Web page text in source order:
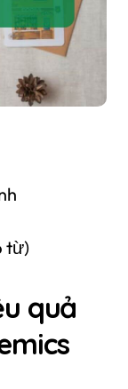
từ)
quả